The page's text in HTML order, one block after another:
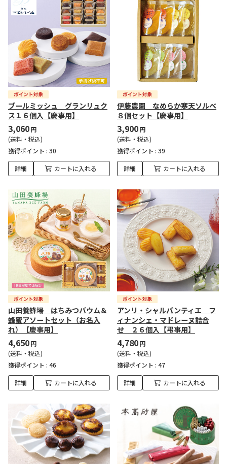
ブールミッシュ グランリュク
ス１６個入【慶事用】
3,060円
(送料・税込)
獲得ポイント : 30
詳細 カートに入れる
伊藤農園 なめらか寒天ソルベ
８個セット【慶事用】
3,900円
(送料・税込)
獲得ポイント : 39
詳細 カートに入れる
山田養蜂場 はちみつバウム＆
蜂蜜アソートセット（お名入
れ）【慶事用】
4,650円
(送料・税込)
獲得ポイント : 46
詳細 カートに入れる
アンリ・シャルパンティエ フ
ィナンシェ・マドレーヌ詰合
せ ２６個入【弔事用】
4,780円
(送料・税込)
獲得ポイント : 47
詳細 カートに入れる